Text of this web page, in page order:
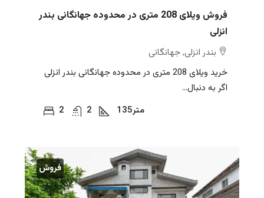
فروش ویلای 208 متری در محدوده جهانگانی بندر
انزلی
بندر انزلی, جهانگانی
خرید ویلای 208 متری در محدوده جهانگانی بندر انزلی
اگر به دنبال...
2
2 135متر
فروش